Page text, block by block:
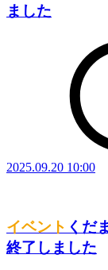
ました
2025.09.20 10:00
イベント くだ
終了しました